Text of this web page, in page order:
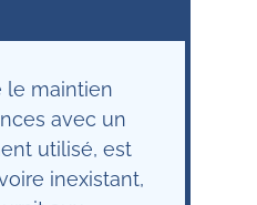
le maintien
avec un
utilisé, est
inexistant,